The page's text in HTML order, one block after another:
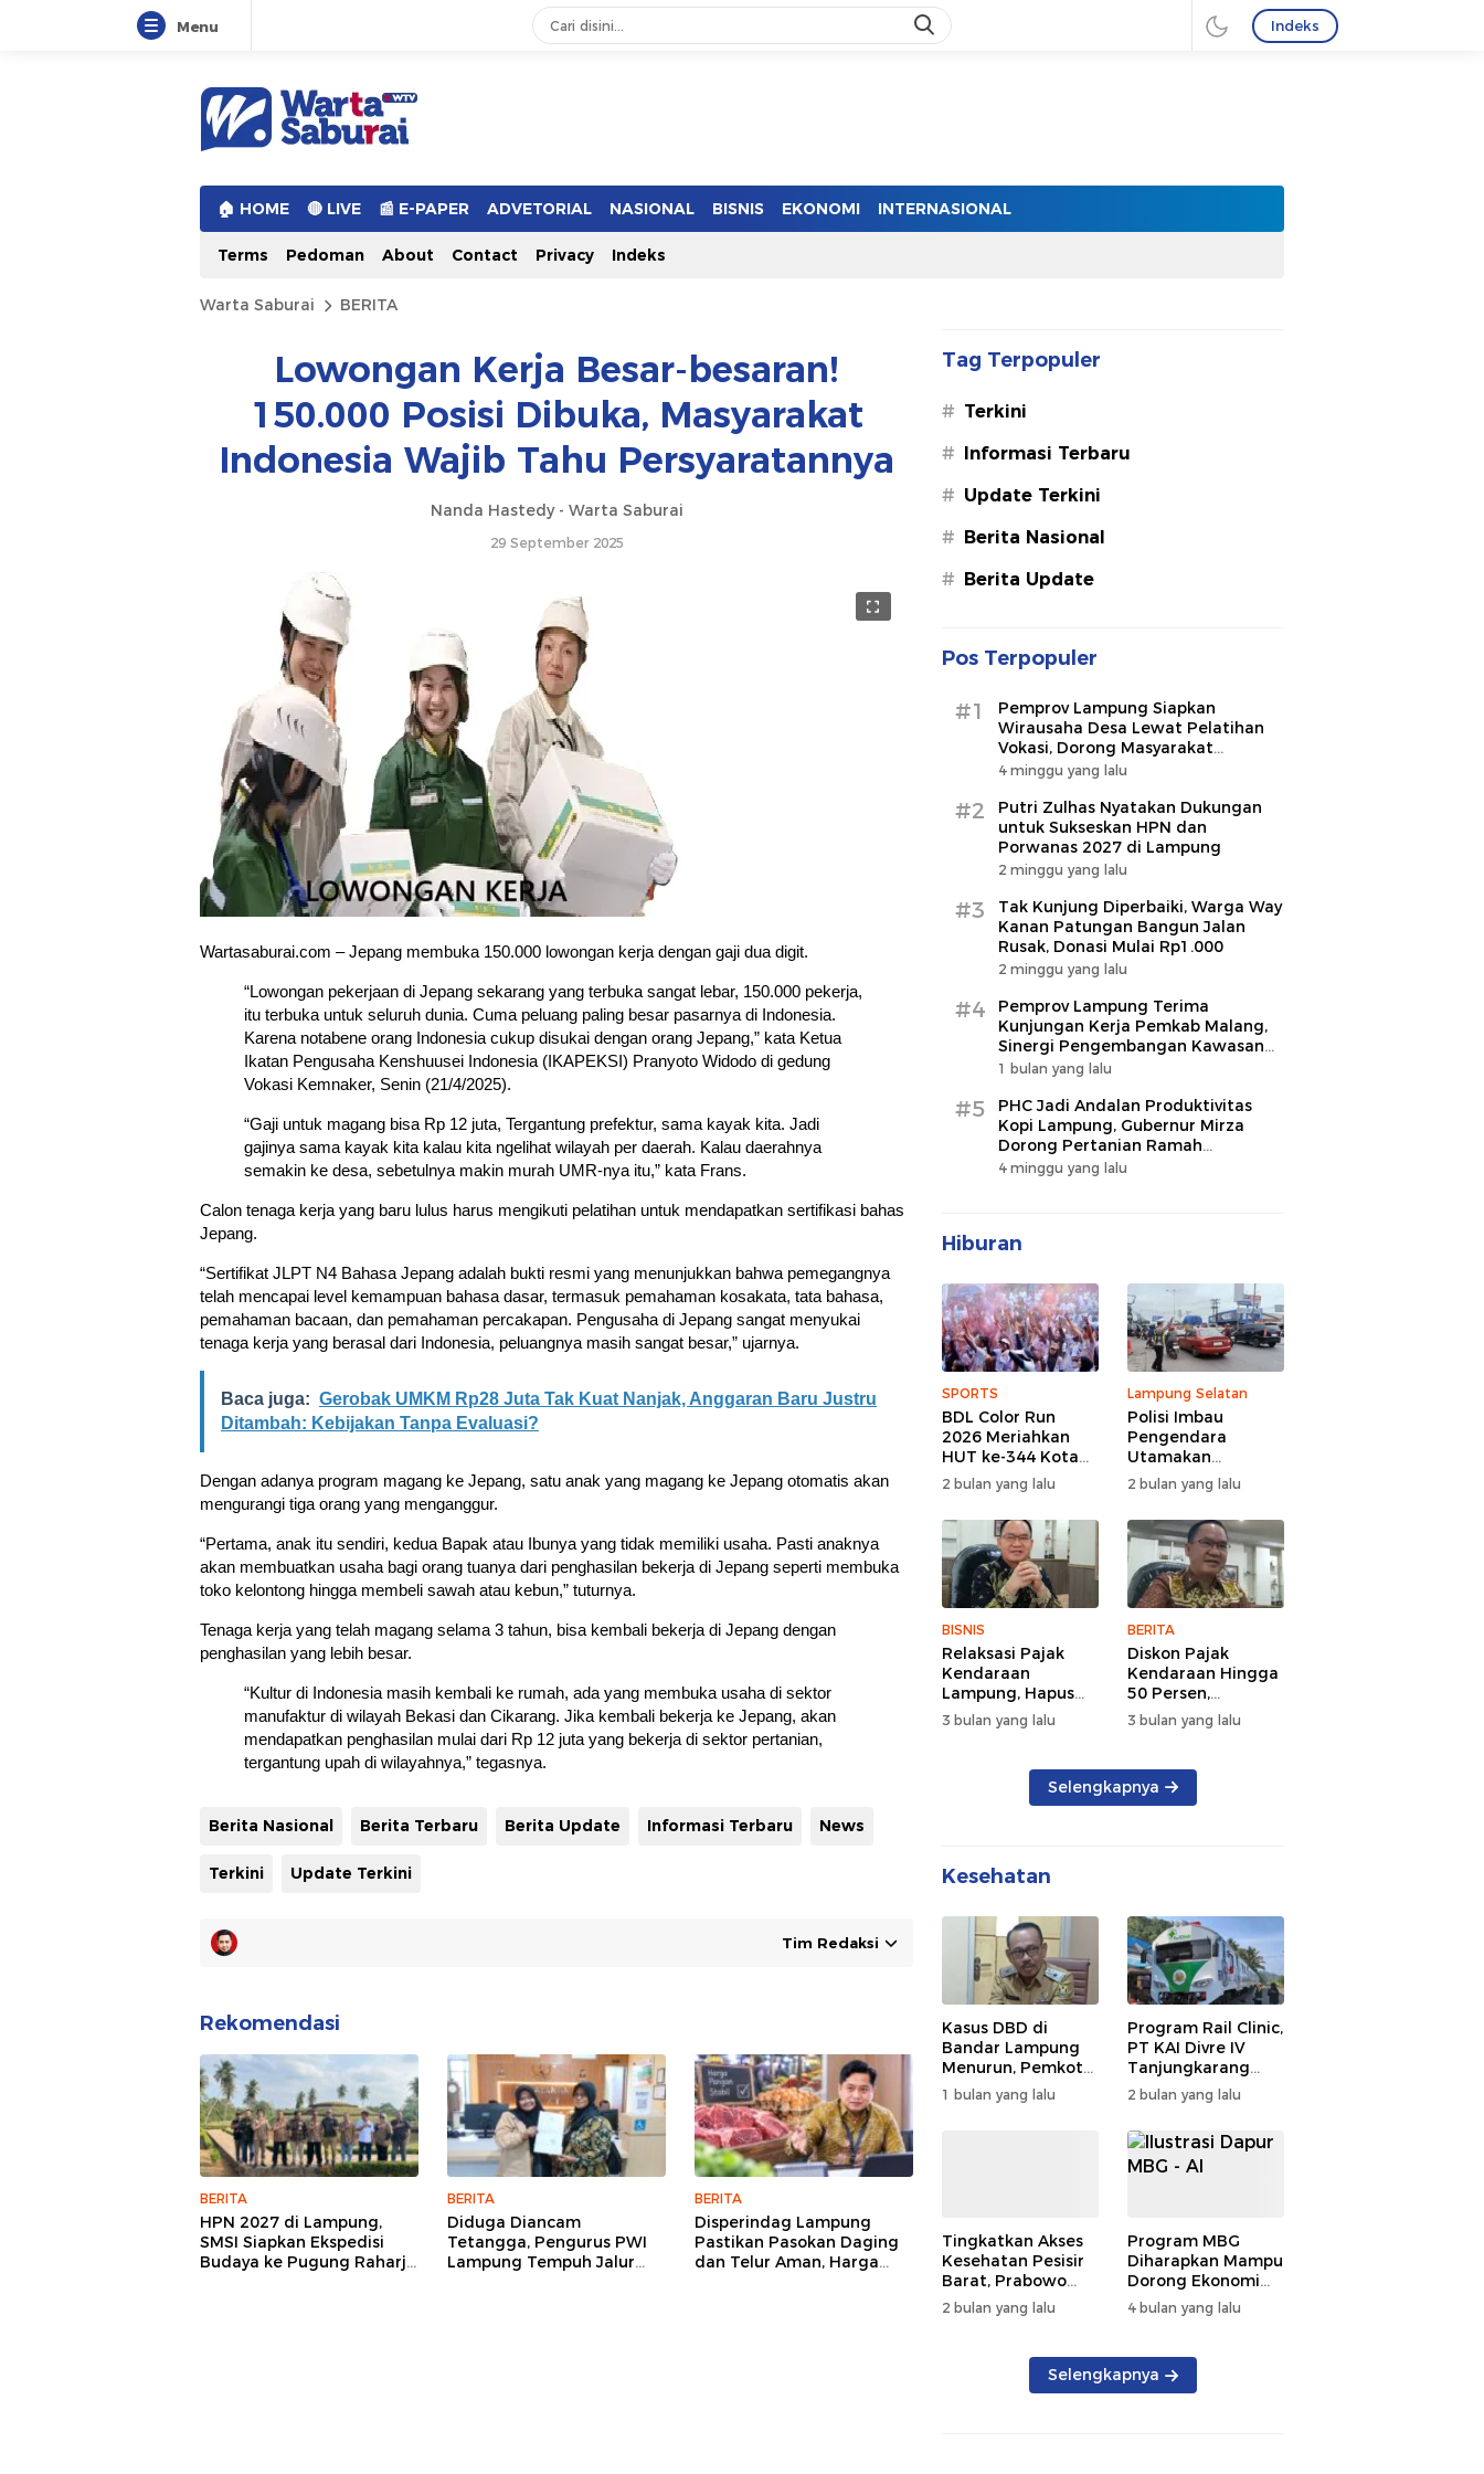
Menu Indeks
Warta Saburai
Sumber Informasi Terkini
🏠︎ HOME 🔴 LIVE 📰 E-PAPER ADVETORIAL NASIONAL BISNIS EKONOMI INTERNASIONAL
Terms Pedoman About Contact Privacy Indeks
Warta Saburai BERITA
Lowongan Kerja Besar-besaran!
150.000 Posisi Dibuka, Masyarakat
Indonesia Wajib Tahu Persyaratannya
Nanda Hastedy - Warta Saburai
29 September 2025
Wartasaburai.com – Jepang membuka 150.000 lowongan kerja dengan gaji dua digit.
“Lowongan pekerjaan di Jepang sekarang yang terbuka sangat lebar, 150.000 pekerja,
itu terbuka untuk seluruh dunia. Cuma peluang paling besar pasarnya di Indonesia.
Karena notabene orang Indonesia cukup disukai dengan orang Jepang,” kata Ketua
Ikatan Pengusaha Kenshuusei Indonesia (IKAPEKSI) Pranyoto Widodo di gedung
Vokasi Kemnaker, Senin (21/4/2025).
“Gaji untuk magang bisa Rp 12 juta, Tergantung prefektur, sama kayak kita. Jadi
gajinya sama kayak kita kalau kita ngelihat wilayah per daerah. Kalau daerahnya
semakin ke desa, sebetulnya makin murah UMR-nya itu,” kata Frans.
Calon tenaga kerja yang baru lulus harus mengikuti pelatihan untuk mendapatkan sertifikasi bahas
Jepang.
“Sertifikat JLPT N4 Bahasa Jepang adalah bukti resmi yang menunjukkan bahwa pemegangnya
telah mencapai level kemampuan bahasa dasar, termasuk pemahaman kosakata, tata bahasa,
pemahaman bacaan, dan pemahaman percakapan. Pengusaha di Jepang sangat menyukai
tenaga kerja yang berasal dari Indonesia, peluangnya masih sangat besar,” ujarnya.
Baca juga: Gerobak UMKM Rp28 Juta Tak Kuat Nanjak, Anggaran Baru Justru
Ditambah: Kebijakan Tanpa Evaluasi?
Dengan adanya program magang ke Jepang, satu anak yang magang ke Jepang otomatis akan
mengurangi tiga orang yang menganggur.
“Pertama, anak itu sendiri, kedua Bapak atau Ibunya yang tidak memiliki usaha. Pasti anaknya
akan membuatkan usaha bagi orang tuanya dari penghasilan bekerja di Jepang seperti membuka
toko kelontong hingga membeli sawah atau kebun,” tuturnya.
Tenaga kerja yang telah magang selama 3 tahun, bisa kembali bekerja di Jepang dengan
penghasilan yang lebih besar.
“Kultur di Indonesia masih kembali ke rumah, ada yang membuka usaha di sektor
manufaktur di wilayah Bekasi dan Cikarang. Jika kembali bekerja ke Jepang, akan
mendapatkan penghasilan mulai dari Rp 12 juta yang bekerja di sektor pertanian,
tergantung upah di wilayahnya,” tegasnya.
Berita Nasional Berita Terbaru Berita Update Informasi Terbaru News
Terkini Update Terkini
Tim Redaksi
Rekomendasi
BERITA
HPN 2027 di Lampung,
SMSI Siapkan Ekspedisi
Budaya ke Pugung Raharjo
BERITA
Diduga Diancam
Tetangga, Pengurus PWI
Lampung Tempuh Jalur
BERITA
Disperindag Lampung
Pastikan Pasokan Daging
dan Telur Aman, Harga
Tag Terpopuler
# Terkini
# Informasi Terbaru
# Update Terkini
# Berita Nasional
# Berita Update
Pos Terpopuler
#1
Pemprov Lampung Siapkan
Wirausaha Desa Lewat Pelatihan
Vokasi, Dorong Masyarakat
Ciptakan Lapangan Kerja
4 minggu yang lalu
#2
Putri Zulhas Nyatakan Dukungan
untuk Sukseskan HPN dan
Porwanas 2027 di Lampung
2 minggu yang lalu
#3
Tak Kunjung Diperbaiki, Warga Way
Kanan Patungan Bangun Jalan
Rusak, Donasi Mulai Rp1.000
2 minggu yang lalu
#4
Pemprov Lampung Terima
Kunjungan Kerja Pemkab Malang,
Sinergi Pengembangan Kawasan
Industri dan Investasi
1 bulan yang lalu
#5
PHC Jadi Andalan Produktivitas
Kopi Lampung, Gubernur Mirza
Dorong Pertanian Ramah
Lingkungan
4 minggu yang lalu
Hiburan
SPORTS
BDL Color Run
2026 Meriahkan
HUT ke-344 Kota
Bandar Lampung,
Wujud Semangat
Sehat dan
Kebersamaan
2 bulan yang lalu
Lampung Selatan
Polisi Imbau
Pengendara
Utamakan
Keselamatan di
Tengah Kepadatan
Lalu Lintas Pagi
Hari
2 bulan yang lalu
BISNIS
Relaksasi Pajak
Kendaraan
Lampung, Hapus
Denda dan Beri
Diskon BBN
3 bulan yang lalu
BERITA
Diskon Pajak
Kendaraan Hingga
50 Persen,
Lampung Genjot
Mutasi Kendaraan
3 bulan yang lalu
Selengkapnya
Kesehatan
Kasus DBD di
Bandar Lampung
Menurun, Pemkot
Genjot PSN
Wujudkan Nol
1 bulan yang lalu
Program Rail Clinic,
PT KAI Divre IV
Tanjungkarang
Beri Layanan
Kesehatan Gratis
250 Warga
2 bulan yang lalu
Tingkatkan Akses
Kesehatan Pesisir
Barat, Prabowo
Resmikan RSUD KH
Muhammad Thohir
2 bulan yang lalu
Program MBG
Diharapkan Mampu
Dorong Ekonomi
Daerah, DPRD
Lampung Tekankan
Produk Lokal
4 bulan yang lalu
Selengkapnya